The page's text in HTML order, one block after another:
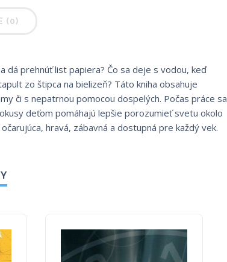
(0)
dá prehnúť list papiera? Čo sa deje s vodou, keď
zo štipca na bielizeň? Táto kniha obsahuje
či s nepatrnou pomocou dospelých. Počas práce sa
deťom pomáhajú lepšie porozumieť svetu okolo
hravá, zábavná a dostupná pre každý vek.